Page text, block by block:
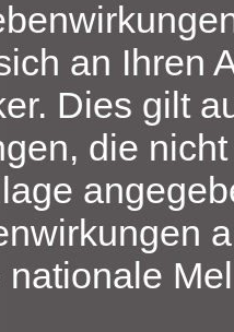
an Ihren
Dies gilt
die